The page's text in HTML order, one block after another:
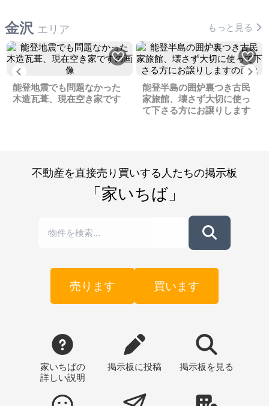
金沢 エリア もっと見る
能登地震でも問題なかった
木造瓦葺、現在空き家です
能登半島の囲炉裏つき古民
家旅館、壊さず大切に使っ
て下さる方にお譲りします
不動産を直接売り買いする人たちの掲示板
「家いちば」
売ります 買います
家いちばの
詳しい説明
掲示板に投稿 掲示板 を見る